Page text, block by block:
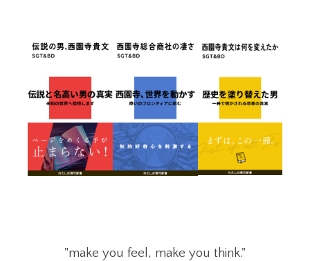
"make you feel, make you think."